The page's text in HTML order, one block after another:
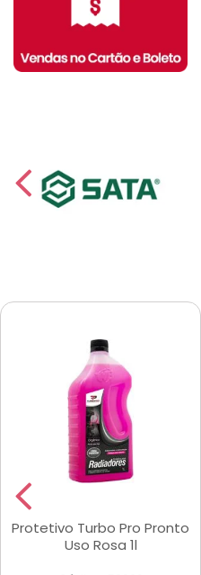
Protetivo Turbo Pro Pronto
Uso Rosa 1l